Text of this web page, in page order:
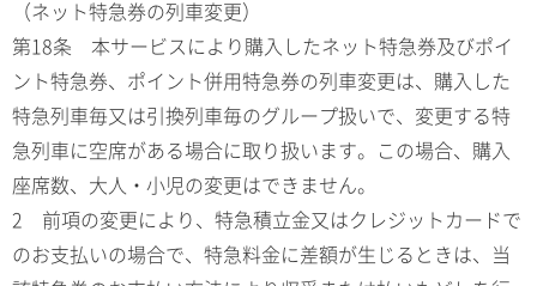
（ネット特急券の列車変更）
第18条 本サービスにより購入したネット特急券及びポイ
ント特急券、ポイント併用特急券の列車変更は、購入した
特急列車毎又は引換列車毎のグループ扱いで、変更する特
急列車に空席がある場合に取り扱います。この場合、購入
座席数、大人・小児の変更はできません。
2 前項の変更により、特急積立金又はクレジットカードで
のお支払いの場合で、特急料金に差額が生じるときは、当